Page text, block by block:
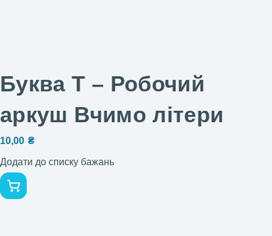
Буква Т – Робочий
аркуш Вчимо літери
10,00 ₴
Додати до списку бажань